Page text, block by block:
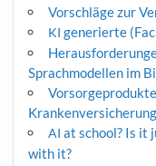
Vorschläge zur
KI generierte
Sprachmodellen im
AI at school? Is it
with it?